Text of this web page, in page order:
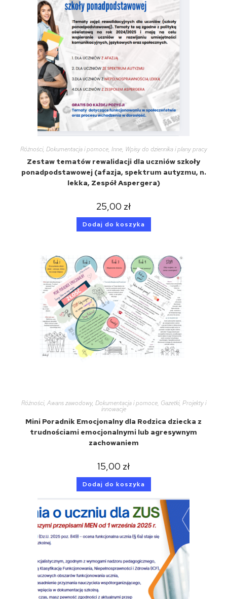
Różności, Dokumentacja i pomoce, Inne, Wpisy do dziennika i plany pracy
Zestaw tematów rewalidacji dla uczniów szkoły
ponadpodstawowej (afazja, spektrum autyzmu, n.
lekka, Zespół Aspergera)
25,00 zł
Dodaj do koszyka
Różności, Awans zawodowy, Dokumentacja i pomoce, Gazetki, Projekty i
innowacje
Mini Poradnik Emocjonalny dla Rodzica dziecka z
trudnościami emocjonalnymi lub agresywnym
zachowaniem
15,00 zł
Dodaj do koszyka